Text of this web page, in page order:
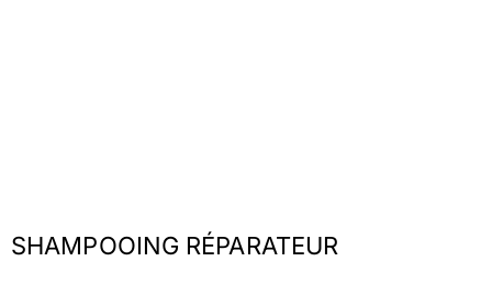
SHAMPOOING RÉPARATEUR